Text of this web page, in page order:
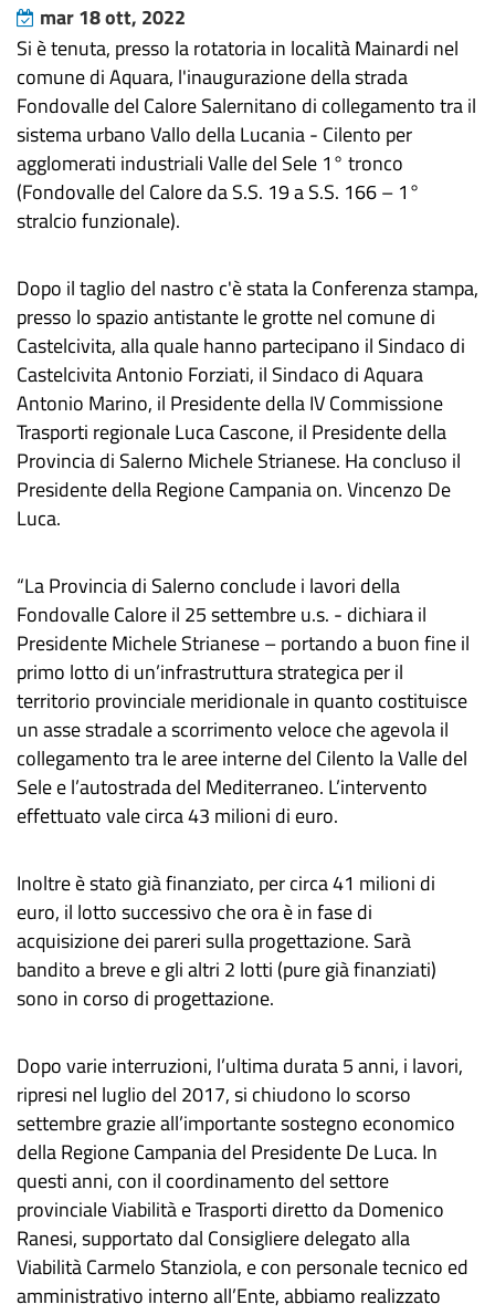
mar 18 ott, 2022
Si è tenuta, presso la rotatoria in località Mainardi nel
comune di Aquara, l'inaugurazione della strada
Fondovalle del Calore Salernitano di collegamento tra il
sistema urbano Vallo della Lucania - Cilento per
agglomerati industriali Valle del Sele 1° tronco
(Fondovalle del Calore da S.S. 19 a S.S. 166 – 1°
stralcio funzionale).
Dopo il taglio del nastro c'è stata la Conferenza stampa,
presso lo spazio antistante le grotte nel comune di
Castelcivita, alla quale hanno partecipano il Sindaco di
Castelcivita Antonio Forziati, il Sindaco di Aquara
Antonio Marino, il Presidente della IV Commissione
Trasporti regionale Luca Cascone, il Presidente della
Provincia di Salerno Michele Strianese. Ha concluso il
Presidente della Regione Campania on. Vincenzo De
Luca.
“La Provincia di Salerno conclude i lavori della
Fondovalle Calore il 25 settembre u.s. - dichiara il
Presidente Michele Strianese – portando a buon fine il
primo lotto di un’infrastruttura strategica per il
territorio provinciale meridionale in quanto costituisce
un asse stradale a scorrimento veloce che agevola il
collegamento tra le aree interne del Cilento la Valle del
Sele e l’autostrada del Mediterraneo. L’intervento
effettuato vale circa 43 milioni di euro.
Inoltre è stato già finanziato, per circa 41 milioni di
euro, il lotto successivo che ora è in fase di
acquisizione dei pareri sulla progettazione. Sarà
bandito a breve e gli altri 2 lotti (pure già finanziati)
sono in corso di progettazione.
Dopo varie interruzioni, l’ultima durata 5 anni, i lavori,
ripresi nel luglio del 2017, si chiudono lo scorso
settembre grazie all’importante sostegno economico
della Regione Campania del Presidente De Luca. In
questi anni, con il coordinamento del settore
provinciale Viabilità e Trasporti diretto da Domenico
Ranesi, supportato dal Consigliere delegato alla
Viabilità Carmelo Stanziola, e con personale tecnico ed
amministrativo interno all’Ente, abbiamo realizzato